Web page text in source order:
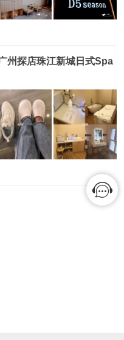
州探店珠江新城日式Spa